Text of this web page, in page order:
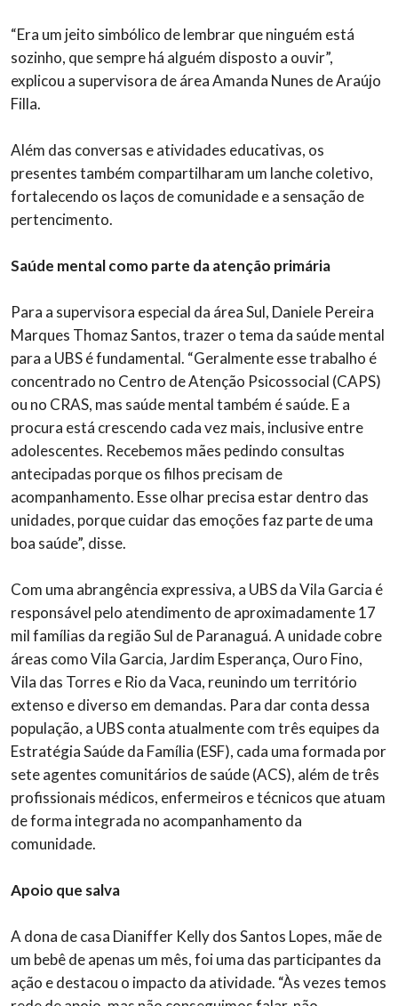
“Era um jeito simbólico de lembrar que ninguém está
sozinho, que sempre há alguém disposto a ouvir”,
explicou a supervisora de área Amanda Nunes de Araújo
Filla.
Além das conversas e atividades educativas, os
presentes também compartilharam um lanche coletivo,
fortalecendo os laços de comunidade e a sensação de
pertencimento.
Saúde mental como parte da atenção primária
Para a supervisora especial da área Sul, Daniele Pereira
Marques Thomaz Santos, trazer o tema da saúde mental
para a UBS é fundamental. “Geralmente esse trabalho é
concentrado no Centro de Atenção Psicossocial (CAPS)
ou no CRAS, mas saúde mental também é saúde. E a
procura está crescendo cada vez mais, inclusive entre
adolescentes. Recebemos mães pedindo consultas
antecipadas porque os filhos precisam de
acompanhamento. Esse olhar precisa estar dentro das
unidades, porque cuidar das emoções faz parte de uma
boa saúde”, disse.
Com uma abrangência expressiva, a UBS da Vila Garcia é
responsável pelo atendimento de aproximadamente 17
mil famílias da região Sul de Paranaguá. A unidade cobre
áreas como Vila Garcia, Jardim Esperança, Ouro Fino,
Vila das Torres e Rio da Vaca, reunindo um território
extenso e diverso em demandas. Para dar conta dessa
população, a UBS conta atualmente com três equipes da
Estratégia Saúde da Família (ESF), cada uma formada por
sete agentes comunitários de saúde (ACS), além de três
profissionais médicos, enfermeiros e técnicos que atuam
de forma integrada no acompanhamento da
comunidade.
Apoio que salva
A dona de casa Dianiffer Kelly dos Santos Lopes, mãe de
um bebê de apenas um mês, foi uma das participantes da
ação e destacou o impacto da atividade. “Às vezes temos